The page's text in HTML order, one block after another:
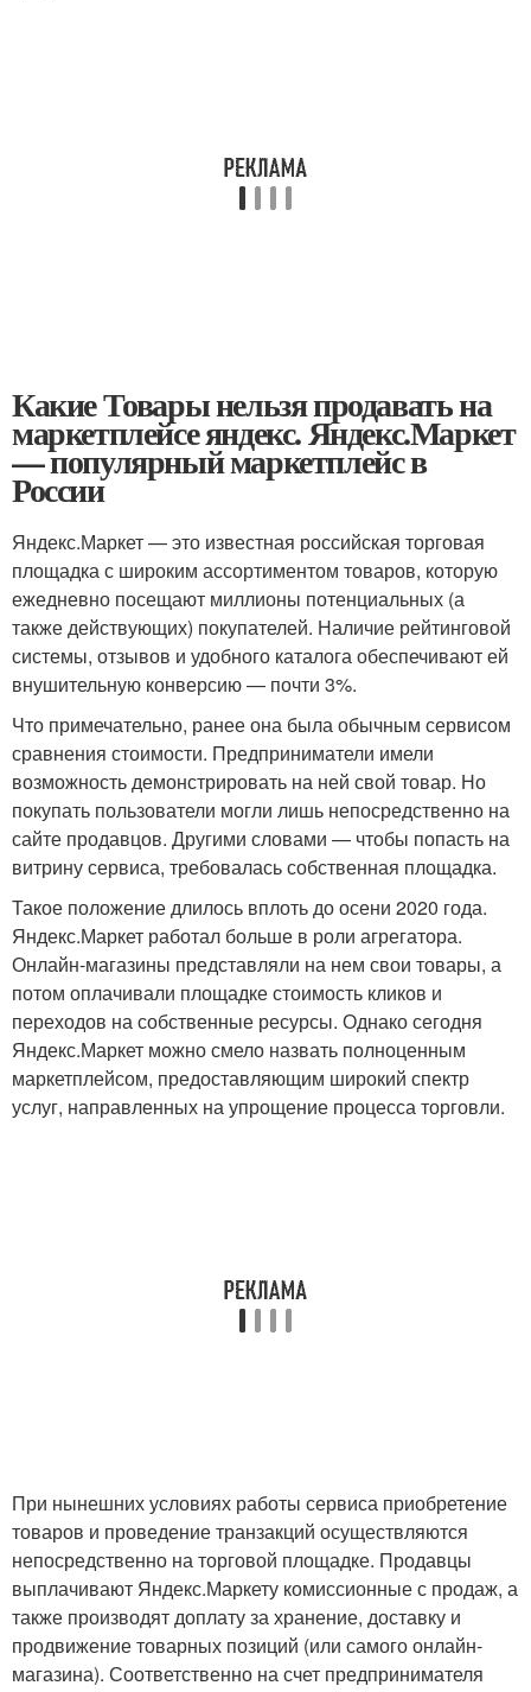
Какие Товары нельзя продавать на
маркетплейсе яндекс. Яндекс.Маркет
— популярный маркетплейс в
России
Яндекс.Маркет — это известная российская торговая
площадка с широким ассортиментом товаров, которую
ежедневно посещают миллионы потенциальных (а
также действующих) покупателей. Наличие рейтинговой
системы, отзывов и удобного каталога обеспечивают ей
внушительную конверсию — почти 3%.
Что примечательно, ранее она была обычным сервисом
сравнения стоимости. Предприниматели имели
возможность демонстрировать на ней свой товар. Но
покупать пользователи могли лишь непосредственно на
сайте продавцов. Другими словами — чтобы попасть на
витрину сервиса, требовалась собственная площадка.
Такое положение длилось вплоть до осени 2020 года.
Яндекс.Маркет работал больше в роли агрегатора.
Онлайн-магазины представляли на нем свои товары, а
потом оплачивали площадке стоимость кликов и
переходов на собственные ресурсы. Однако сегодня
Яндекс.Маркет можно смело назвать полноценным
маркетплейсом, предоставляющим широкий спектр
услуг, направленных на упрощение процесса торговли.
При нынешних условиях работы сервиса приобретение
товаров и проведение транзакций осуществляются
непосредственно на торговой площадке. Продавцы
выплачивают Яндекс.Маркету комиссионные с продаж, а
также производят доплату за хранение, доставку и
продвижение товарных позиций (или самого онлайн-
магазина). Соответственно на счет предпринимателя